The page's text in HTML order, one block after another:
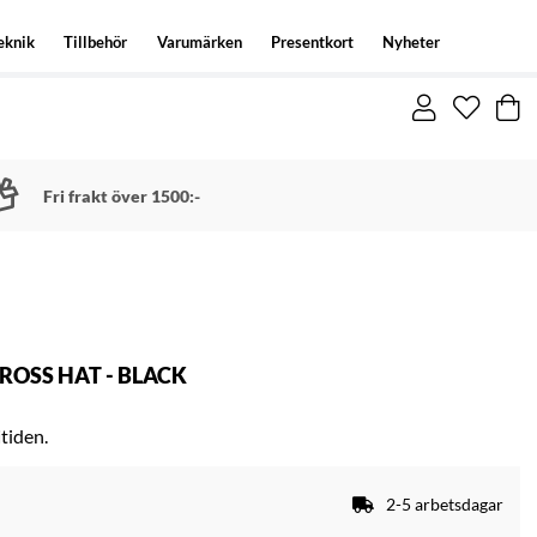
Tillbehör Varumärken Presentkort Nyheter
Fri frakt över 1500:-
HAT - BLACK
2-5 arbetsdagar